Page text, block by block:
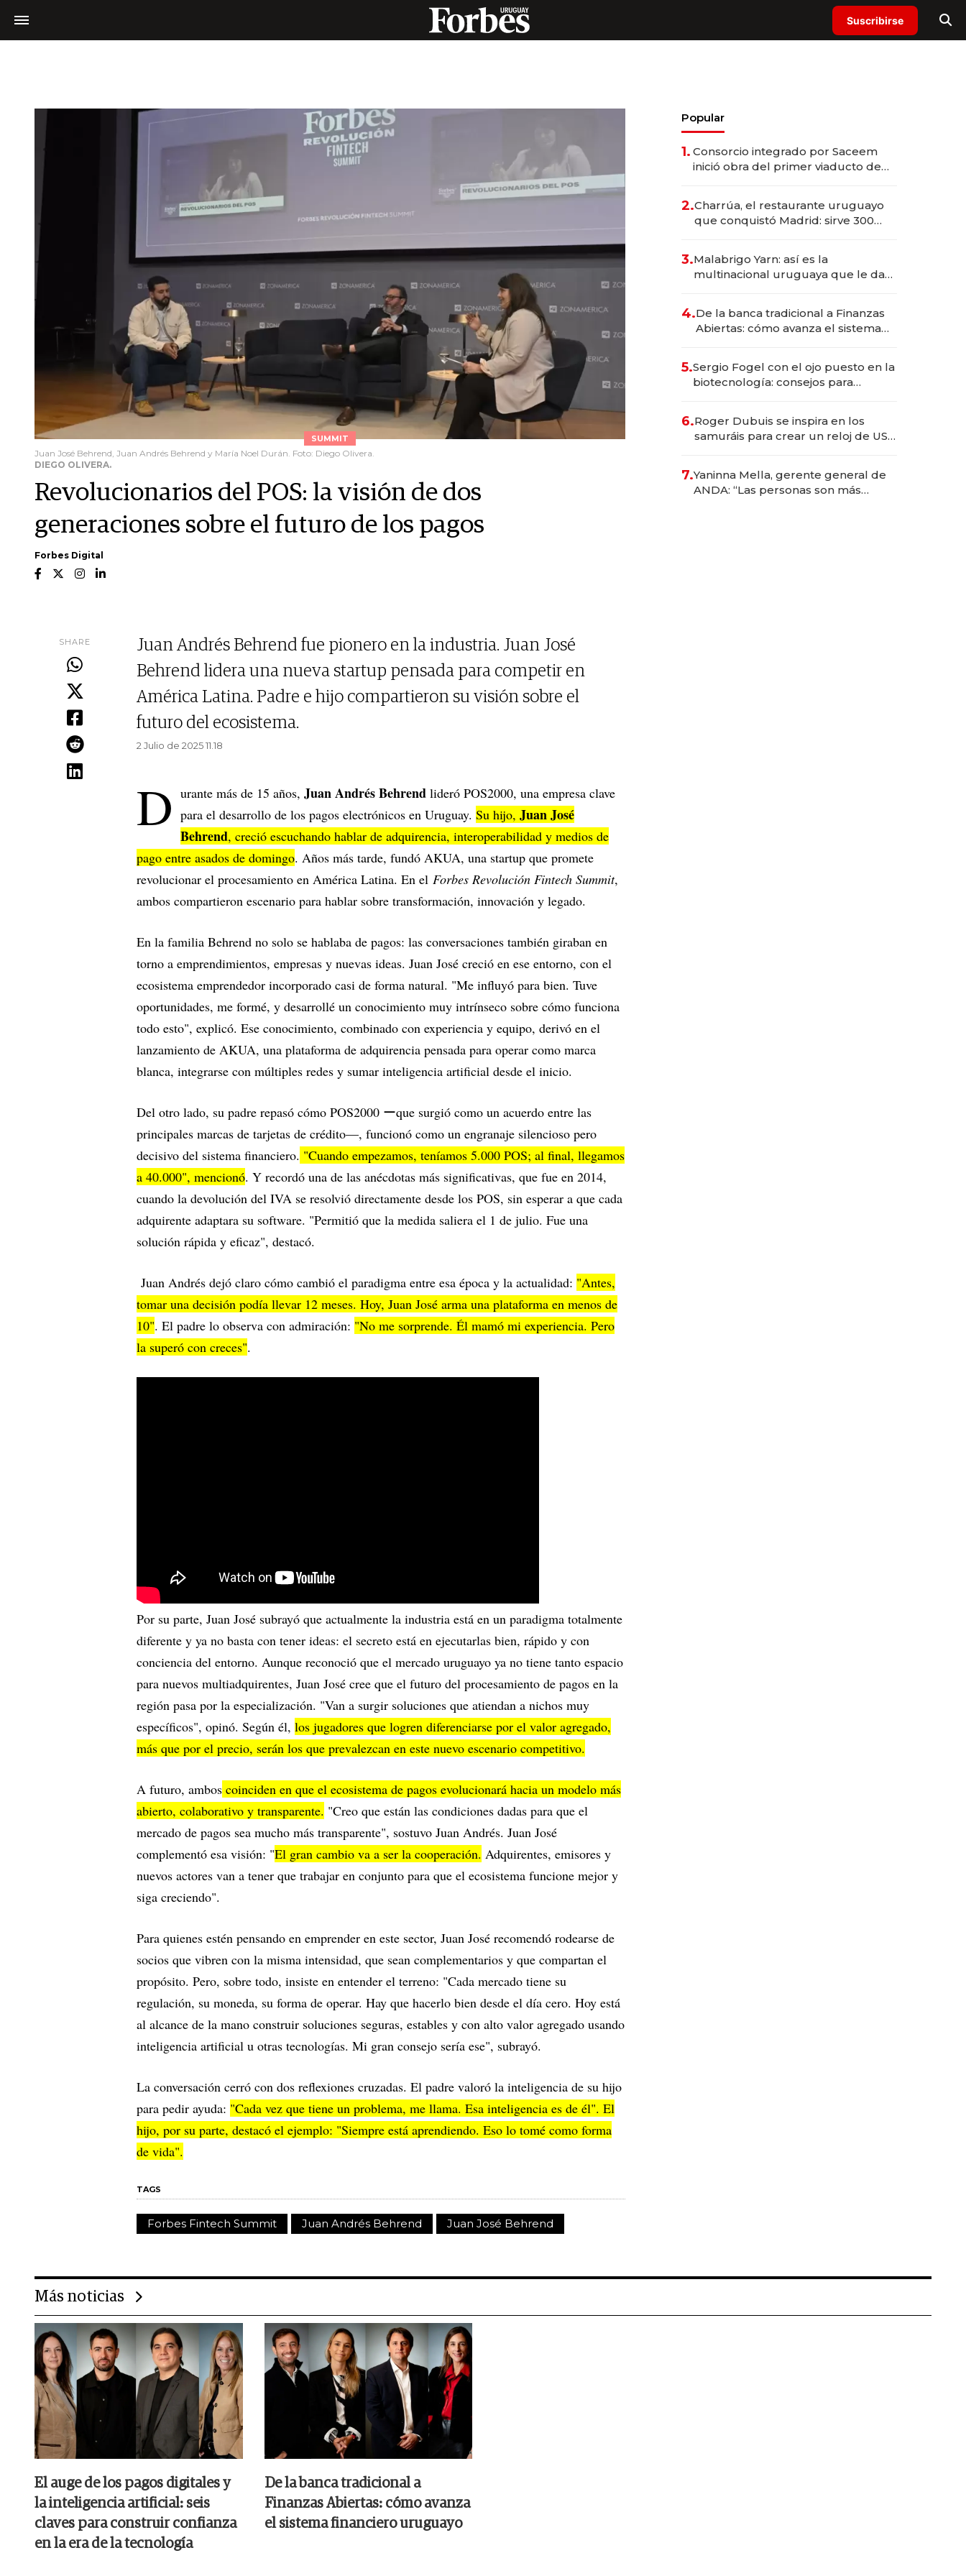
Suscribirse
SUMMIT
Juan José Behrend, Juan Andrés Behrend y María Noel Durán. Foto: Diego Olivera.
DIEGO OLIVERA.
Revolucionarios del POS: la visión de dos
generaciones sobre el futuro de los pagos
Forbes Digital
SHARE
Juan Andrés Behrend fue pionero en la industria. Juan José
Behrend lidera una nueva startup pensada para competir en
América Latina. Padre e hijo compartieron su visión sobre el
futuro del ecosistema.
2 Julio de 2025 11.18
D urante más de 15 años, Juan Andrés Behrend lideró POS2000, una empresa clave
para el desarrollo de los pagos electrónicos en Uruguay. Su hijo, Juan José
Behrend, creció escuchando hablar de adquirencia, interoperabilidad y medios de
pago entre asados de domingo. Años más tarde, fundó AKUA, una startup que promete
revolucionar el procesamiento en América Latina. En el Forbes Revolución Fintech Summit,
ambos compartieron escenario para hablar sobre transformación, innovación y legado.
En la familia Behrend no solo se hablaba de pagos: las conversaciones también giraban en
torno a emprendimientos, empresas y nuevas ideas. Juan José creció en ese entorno, con el
ecosistema emprendedor incorporado casi de forma natural. "Me influyó para bien. Tuve
oportunidades, me formé, y desarrollé un conocimiento muy intrínseco sobre cómo funciona
todo esto", explicó. Ese conocimiento, combinado con experiencia y equipo, derivó en el
lanzamiento de AKUA, una plataforma de adquirencia pensada para operar como marca
blanca, integrarse con múltiples redes y sumar inteligencia artificial desde el inicio.
Del otro lado, su padre repasó cómo POS2000 ーque surgió como un acuerdo entre las
principales marcas de tarjetas de crédito—, funcionó como un engranaje silencioso pero
decisivo del sistema financiero. "Cuando empezamos, teníamos 5.000 POS; al final, llegamos
a 40.000", mencionó. Y recordó una de las anécdotas más significativas, que fue en 2014,
cuando la devolución del IVA se resolvió directamente desde los POS, sin esperar a que cada
adquirente adaptara su software. "Permitió que la medida saliera el 1 de julio. Fue una
solución rápida y eficaz", destacó.
Juan Andrés dejó claro cómo cambió el paradigma entre esa época y la actualidad: "Antes,
tomar una decisión podía llevar 12 meses. Hoy, Juan José arma una plataforma en menos de
10". El padre lo observa con admiración: "No me sorprende. Él mamó mi experiencia. Pero
la superó con creces".
Por su parte, Juan José subrayó que actualmente la industria está en un paradigma totalmente
diferente y ya no basta con tener ideas: el secreto está en ejecutarlas bien, rápido y con
conciencia del entorno. Aunque reconoció que el mercado uruguayo ya no tiene tanto espacio
para nuevos multiadquirentes, Juan José cree que el futuro del procesamiento de pagos en la
región pasa por la especialización. "Van a surgir soluciones que atiendan a nichos muy
específicos", opinó. Según él, los jugadores que logren diferenciarse por el valor agregado,
más que por el precio, serán los que prevalezcan en este nuevo escenario competitivo.
A futuro, ambos coinciden en que el ecosistema de pagos evolucionará hacia un modelo más
abierto, colaborativo y transparente. "Creo que están las condiciones dadas para que el
mercado de pagos sea mucho más transparente", sostuvo Juan Andrés. Juan José
complementó esa visión: "El gran cambio va a ser la cooperación. Adquirentes, emisores y
nuevos actores van a tener que trabajar en conjunto para que el ecosistema funcione mejor y
siga creciendo".
Para quienes estén pensando en emprender en este sector, Juan José recomendó rodearse de
socios que vibren con la misma intensidad, que sean complementarios y que compartan el
propósito. Pero, sobre todo, insiste en entender el terreno: "Cada mercado tiene su
regulación, su moneda, su forma de operar. Hay que hacerlo bien desde el día cero. Hoy está
al alcance de la mano construir soluciones seguras, estables y con alto valor agregado usando
inteligencia artificial u otras tecnologías. Mi gran consejo sería ese", subrayó.
La conversación cerró con dos reflexiones cruzadas. El padre valoró la inteligencia de su hijo
para pedir ayuda: "Cada vez que tiene un problema, me llama. Esa inteligencia es de él". El
hijo, por su parte, destacó el ejemplo: "Siempre está aprendiendo. Eso lo tomé como forma
de vida".
TAGS
Forbes Fintech Summit Juan Andrés Behrend Juan José Behrend
Popular
1. Consorcio integrado por Saceem
inició obra del primer viaducto de
millones
2.Charrúa, el restaurante uruguayo
que conquistó Madrid: sirve 300
prepara apertura
3.Malabrigo Yarn: así es la
multinacional uruguaya que le da
4.De la banca tradicional a Finanzas
Abiertas: cómo avanza el sistema
5.Sergio Fogel con el ojo puesto en la
biotecnología: consejos para
6.Roger Dubuis se inspira en los
samuráis para crear un reloj de US$
7.Yaninna Mella, gerente general de
ANDA: “Las personas son más
Más noticias
El auge de los pagos digitales y
la inteligencia artificial: seis
claves para construir confianza
en la era de la tecnología
De la banca tradicional a
Finanzas Abiertas: cómo avanza
el sistema financiero uruguayo